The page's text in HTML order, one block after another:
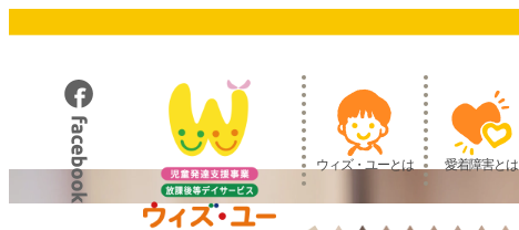
ツ
ウィズ・ユーとは 愛着障害とは